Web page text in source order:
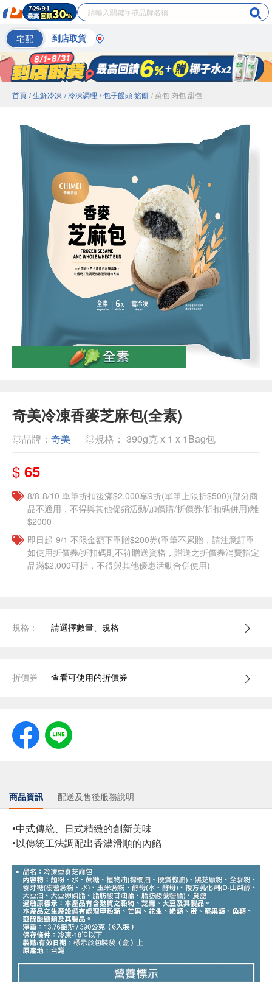
宅配 到店取貨
首頁 / 生鮮冷凍 / 冷凍調理 / 包子饅頭 餡餅 / 菜包 肉包 甜包
奇美冷凍香麥芝麻包(全素)
◎品牌： 奇美 ◎規格： 390g克 x 1 x 1Bag包
$ 65
8/8-8/10 單筆折扣後滿$2,000享9折(單筆上限折$500)(部分商
品不適用，不得與其他促銷活動/加價購/折價券/折扣碼併用)離
$2000
即日起-9/1 不限金額下單贈$200券(單筆不累贈，請注意訂單
如使用折價券/折扣碼則不符贈送資格，贈送之折價券消費指定
品滿$2,000可折，不得與其他優惠活動合併使用)
規格： 請選擇數量、規格
折價券 查看可使用的折價券
商品資訊 配送及售後服務說明
•中式傳統、日式精緻的創新美味
•以傳統工法調配出香濃滑順的內餡